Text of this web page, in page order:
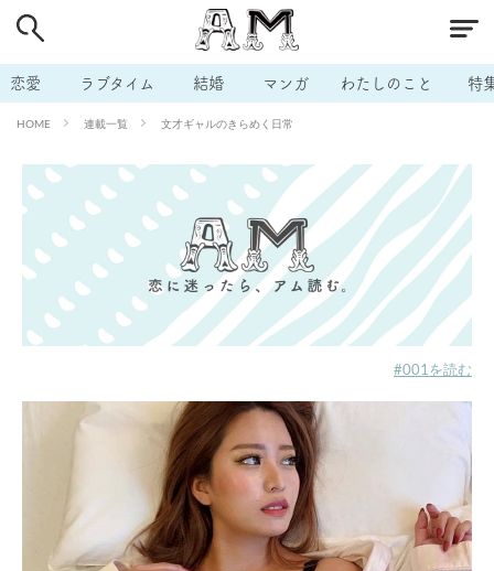
恋愛 ラブタイム 結婚 マンガ わたしのこと 特
HOME 連載一覧 文才ギャルのきらめく日常
#001を読む
# 男の本音 # セフレ
# 不倫 # 出会う方法 # マッチングアプリ
# ラブグッズ # 体の相性 # イケない
# 恋愛相談 # モテテク # セフレから本命へ
# 結婚したい # セフレがほしい # 夫婦の悩み
# おもしろライフ